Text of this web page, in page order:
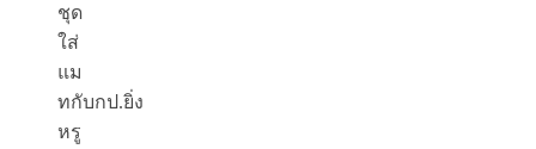
ชุด
ใส่
แม
ทกับกป.ยิ่ง
หรู